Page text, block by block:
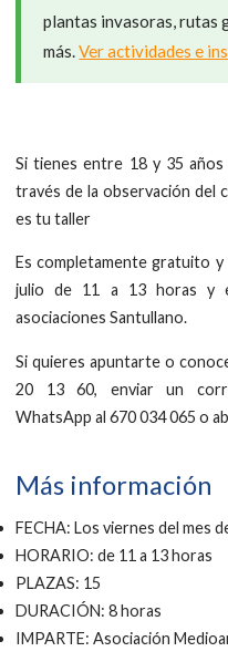
plantas invasoras, rutas
más.Ver actividades e
Si tienes entre 18 y 35
través de la observación del
es tu taller
Es completamente gratuito
julio de 11 a 13 horas y
asociaciones Santullano.
Si quieres apuntarte o
20 13 60, enviar un
WhatsApp al 670 034 065 o
Más información
FECHA: Los viernes del mes
HORARIO: de 11 a 13 horas
PLAZAS: 15
DURACIÓN: 8 horas
IMPARTE: Asociación